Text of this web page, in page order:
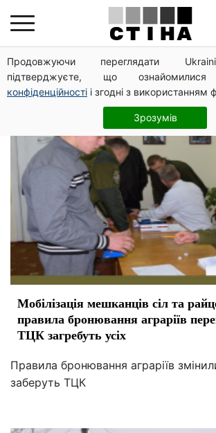
Продовжуючи переглядати
підтверджуєте, що
конфіденційності і згодні з використанням
Зрозумів
аграрии
Мобілізація мешканців сіл та
правила бронювання аграріїв
ТЦК загребуть усіх
Правила бронювання аграріїв
заберуть ТЦК